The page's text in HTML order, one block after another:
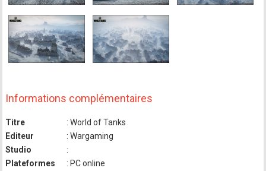
Informations complémentaires
Titre
: World of Tanks
Editeur
: Wargaming
Studio
:
Plateformes
: PC online